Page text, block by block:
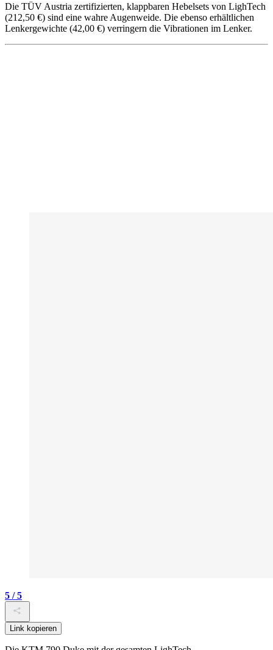
Die TÜV Austria zertifizierten, klappbaren Hebelsets von LighTech
(212,50 €) sind eine wahre Augenweide. Die ebenso erhältlichen
Lenkergewichte (42,00 €) verringern die Vibrationen im Lenker.
5 / 5
Link kopieren